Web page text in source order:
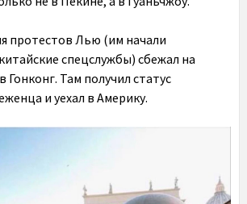
протестов Лью (им начали
спецслужбы) сбежал на
Гонконг. Там получил статус
и уехал в Америку.